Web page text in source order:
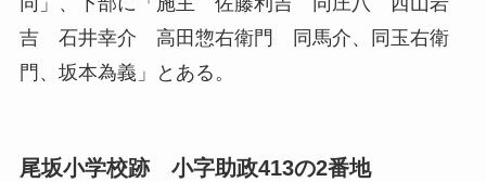
吉 石井幸介 高田惣右衛門 同馬介、同玉右衛
門、坂本為義」とある。
尾坂小学校跡 小字助政413の2番地